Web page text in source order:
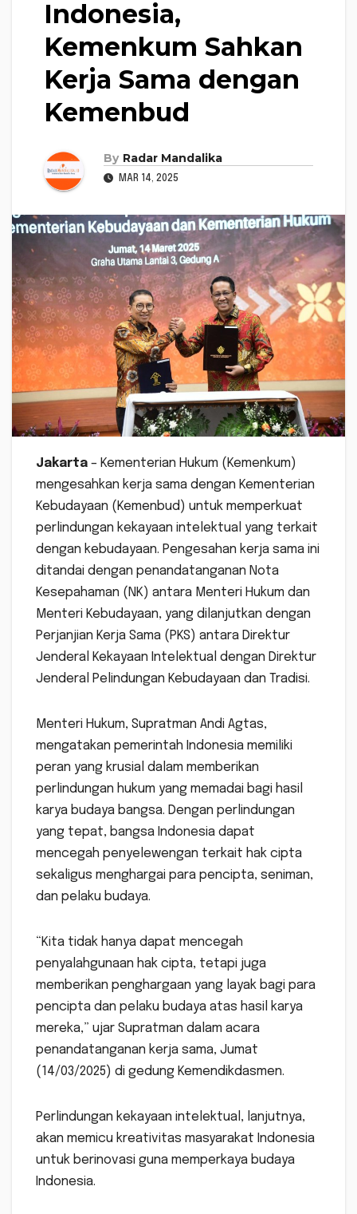
Indonesia,
Kemenkum Sahkan
Kerja Sama dengan
Kemenbud
By Radar Mandalika
MAR 14, 2025
Jakarta – Kementerian Hukum (Kemenkum)
mengesahkan kerja sama dengan Kementerian
Kebudayaan (Kemenbud) untuk memperkuat
perlindungan kekayaan intelektual yang terkait
dengan kebudayaan. Pengesahan kerja sama ini
ditandai dengan penandatanganan Nota
Kesepahaman (NK) antara Menteri Hukum dan
Menteri Kebudayaan, yang dilanjutkan dengan
Perjanjian Kerja Sama (PKS) antara Direktur
Jenderal Kekayaan Intelektual dengan Direktur
Jenderal Pelindungan Kebudayaan dan Tradisi.
Menteri Hukum, Supratman Andi Agtas,
mengatakan pemerintah Indonesia memiliki
peran yang krusial dalam memberikan
perlindungan hukum yang memadai bagi hasil
karya budaya bangsa. Dengan perlindungan
yang tepat, bangsa Indonesia dapat
mencegah penyelewengan terkait hak cipta
sekaligus menghargai para pencipta, seniman,
dan pelaku budaya.
“Kita tidak hanya dapat mencegah
penyalahgunaan hak cipta, tetapi juga
memberikan penghargaan yang layak bagi para
pencipta dan pelaku budaya atas hasil karya
mereka,” ujar Supratman dalam acara
penandatanganan kerja sama, Jumat
(14/03/2025) di gedung Kemendikdasmen.
Perlindungan kekayaan intelektual, lanjutnya,
akan memicu kreativitas masyarakat Indonesia
untuk berinovasi guna memperkaya budaya
Indonesia.